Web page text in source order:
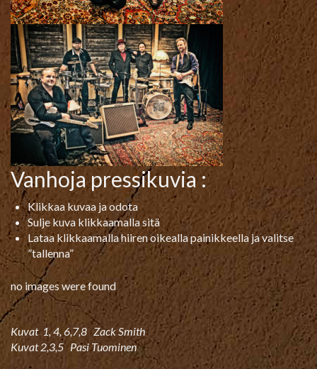
Vanhoja pressikuvia :
Klikkaa kuvaa ja odota
Sulje kuva klikkaamalla sitä
Lataa klikkaamalla hiiren oikealla painikkeella ja valitse
”tallenna”
no images were found
Kuvat 1, 4, 6,7,8 Zack Smith
Kuvat 2,3,5 Pasi Tuominen